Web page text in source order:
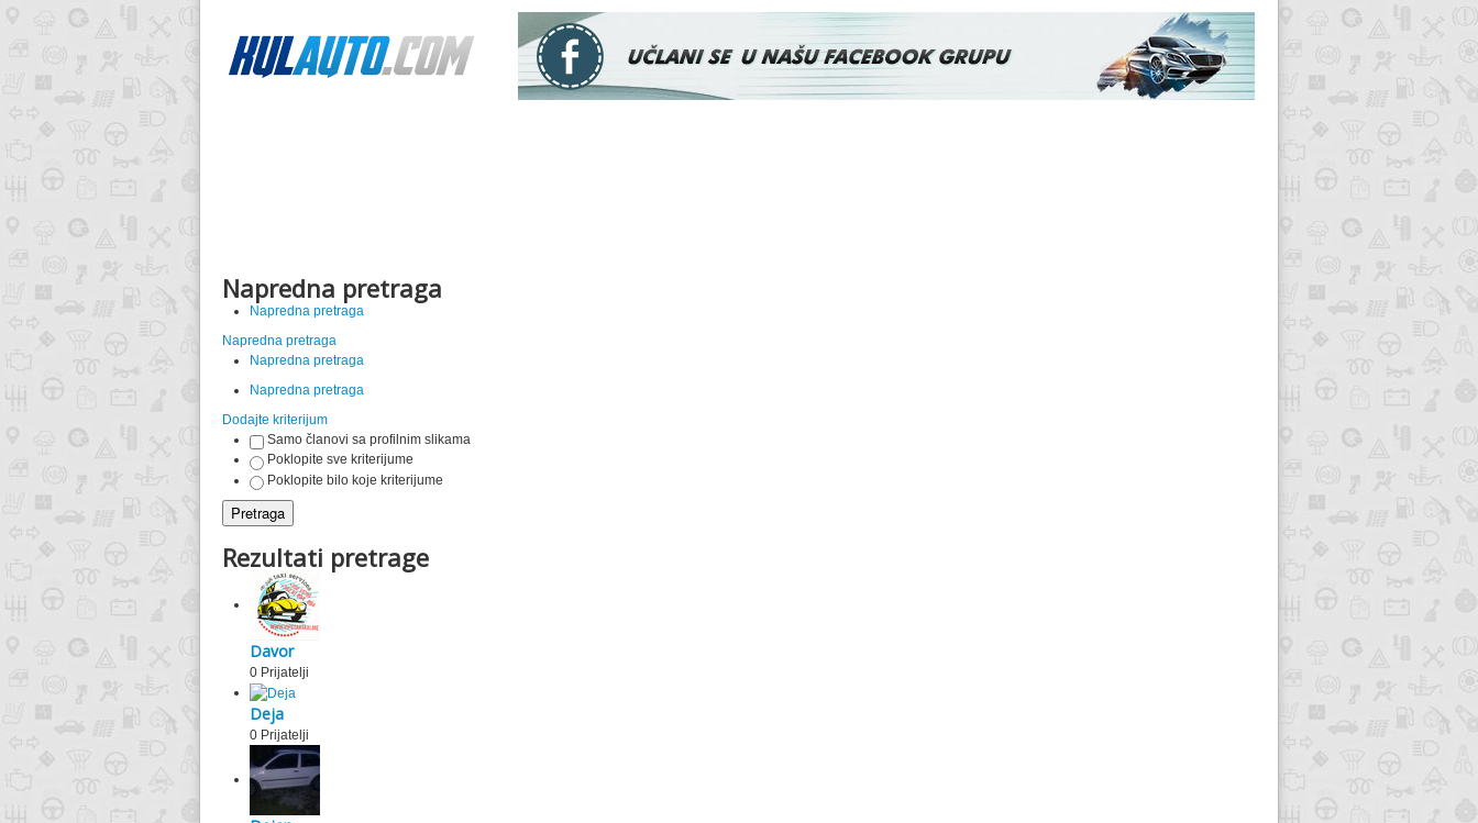
Napredna pretraga
Napredna pretraga
Napredna pretraga
Napredna pretraga
Napredna pretraga
Dodajte kriterijum
Samo članovi sa profilnim slikama
Poklopite sve kriterijume
Poklopite bilo koje kriterijume
Rezultati pretrage
Davor
0 Prijatelji
Deja
0 Prijatelji